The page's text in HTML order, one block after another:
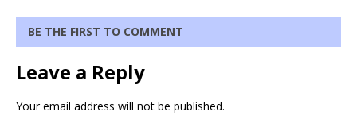
BE THE FIRST TO COMMENT
Leave a Reply
Your email address will not be published.